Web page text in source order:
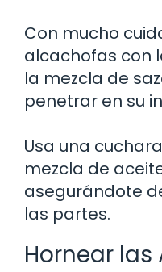
Con mucho
alcachofas con
la mezcla de
penetrar en su
Usa una
mezcla de
asegurándote
las partes.
Hornear